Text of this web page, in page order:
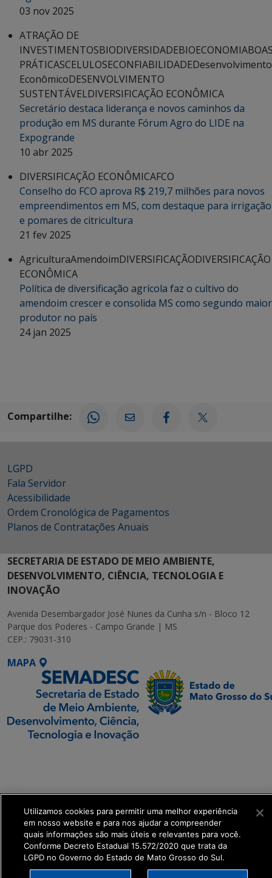
03 nov 2025
ATRAÇÃO DE
INVESTIMENTOSBIODIVERSIDADEBIOECONOMIA
PRÁTICASCELULOSECONFIABILIDADEDesenvolvimento
EconômicoDESENVOLVIMENTO
SUSTENTÁVELDIVERSIFICAÇÃO ECONÔMICA
Secretário destaca liderança e novos caminhos da
produção em MS durante Fórum Agro do LIDE na
Expogrande
10 abr 2025
DIVERSIFICAÇÃO ECONÔMICAFCO
Conselho do FCO aprova R$ 219,7 milhões para novos
empreendimentos em MS, com destaque para irrigação
e pomares de citricultura
21 fev 2025
AgriculturaAmendoimDIVERSIFICAÇÃODIVERSIFICAÇÃO
ECONÔMICA
Política de diversificação agrícola faz o cultivo do
amendoim crescer e consolida MS como segundo maior
produtor no país
24 jan 2025
Compartilhe:
LGPD
Fala Servidor
Acessibilidade
Ordem Cronológica de Pagamentos
Planos de Contratações Anuais
SECRETARIA DE ESTADO DE MEIO AMBIENTE,
DESENVOLVIMENTO, CIÊNCIA, TECNOLOGIA E
INOVAÇÃO
Avenida Desembargador José Nunes da Cunha s/n - Bloco 12
Parque dos Poderes - Campo Grande | MS
CEP.: 79031-310
MAPA
get_footer();
Utilizamos cookies para permitir uma melhor experiência
em nosso website e para nos ajudar a compreender
quais informações são mais úteis e relevantes para você.
Conforme Decreto Estadual 15.572/2020 que trata da
LGPD no Governo do Estado de Mato Grosso do Sul.